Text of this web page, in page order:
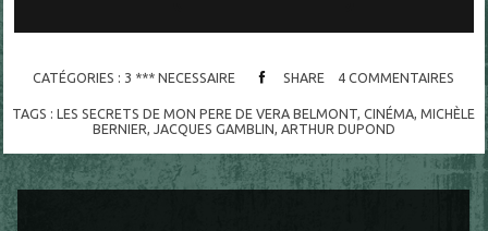
CATÉGORIES : 3 *** NECESSAIRE SHARE 4 COMMENTAIRES
TAGS :LES SECRETS DE MON PERE DE VERA BELMONT ,CINÉMA ,MICHÈLE
BERNIER
JACQUES GAMBLIN ARTHUR DUPOND